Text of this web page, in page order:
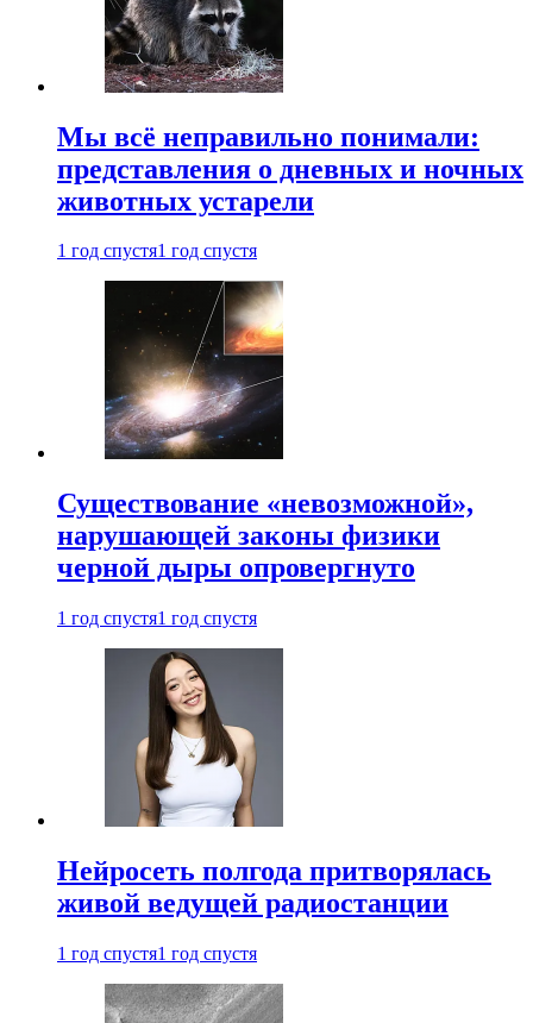
Мы всё неправильно понимали:
представления о дневных и ночных
животных устарели
1 год спустя1 год спустя
Существование «невозможной»,
нарушающей законы физики
черной дыры опровергнуто
1 год спустя1 год спустя
Нейросеть полгода притворялась
живой ведущей радиостанции
1 год спустя1 год спустя